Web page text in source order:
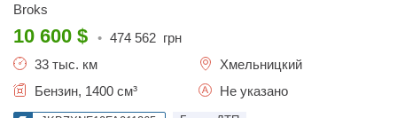
Broks
10 600 $ • 474 562 грн
33 тыс. км
Хмельницкий
Бензин, 1400 см³
Не указано